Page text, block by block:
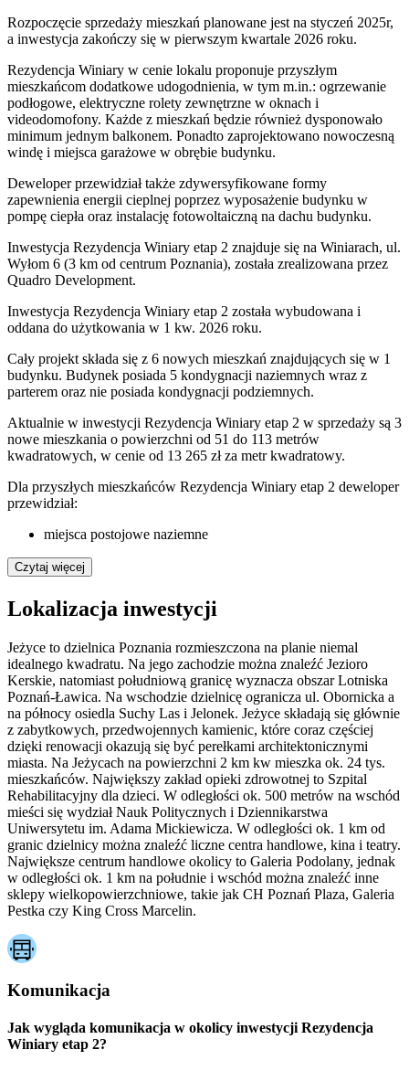
Rozpoczęcie sprzedaży mieszkań planowane jest na styczeń 2025r,
a inwestycja zakończy się w pierwszym kwartale 2026 roku.
Rezydencja Winiary w cenie lokalu proponuje przyszłym
mieszkańcom dodatkowe udogodnienia, w tym m.in.: ogrzewanie
podłogowe, elektryczne rolety zewnętrzne w oknach i
videodomofony. Każde z mieszkań będzie również dysponowało
minimum jednym balkonem. Ponadto zaprojektowano nowoczesną
windę i miejsca garażowe w obrębie budynku.
Deweloper przewidział także zdywersyfikowane formy
zapewnienia energii cieplnej poprzez wyposażenie budynku w
pompę ciepła oraz instalację fotowoltaiczną na dachu budynku.
Inwestycja Rezydencja Winiary etap 2 znajduje się na Winiarach, ul.
Wyłom 6 (3 km od centrum Poznania), została zrealizowana przez
Quadro Development.
Inwestycja Rezydencja Winiary etap 2 została wybudowana i
oddana do użytkowania w 1 kw. 2026 roku.
Cały projekt składa się z 6 nowych mieszkań znajdujących się w 1
budynku. Budynek posiada 5 kondygnacji naziemnych wraz z
parterem oraz nie posiada kondygnacji podziemnych.
Aktualnie w inwestycji Rezydencja Winiary etap 2 w sprzedaży są 3
nowe mieszkania o powierzchni od 51 do 113 metrów
kwadratowych, w cenie od 13 265 zł za metr kwadratowy.
Dla przyszłych mieszkańców Rezydencja Winiary etap 2 deweloper
przewidział:
miejsca postojowe naziemne
Czytaj więcej
Lokalizacja inwestycji
Jeżyce to dzielnica Poznania rozmieszczona na planie niemal
idealnego kwadratu. Na jego zachodzie można znaleźć Jezioro
Kerskie, natomiast południową granicę wyznacza obszar Lotniska
Poznań-Ławica. Na wschodzie dzielnicę ogranicza ul. Obornicka a
na północy osiedla Suchy Las i Jelonek. Jeżyce składają się głównie
z zabytkowych, przedwojennych kamienic, które coraz częściej
dzięki renowacji okazują się być perełkami architektonicznymi
miasta. Na Jeżycach na powierzchni 2 km kw mieszka ok. 24 tys.
mieszkańców. Największy zakład opieki zdrowotnej to Szpital
Rehabilitacyjny dla dzieci. W odległości ok. 500 metrów na wschód
mieści się wydział Nauk Politycznych i Dziennikarstwa
Uniwersytetu im. Adama Mickiewicza. W odległości ok. 1 km od
granic dzielnicy można znaleźć liczne centra handlowe, kina i teatry.
Największe centrum handlowe okolicy to Galeria Podolany, jednak
w odległości ok. 1 km na południe i wschód można znaleźć inne
sklepy wielkopowierzchniowe, takie jak CH Poznań Plaza, Galeria
Pestka czy King Cross Marcelin.
Komunikacja
Jak wygląda komunikacja w okolicy inwestycji Rezydencja
Winiary etap 2?